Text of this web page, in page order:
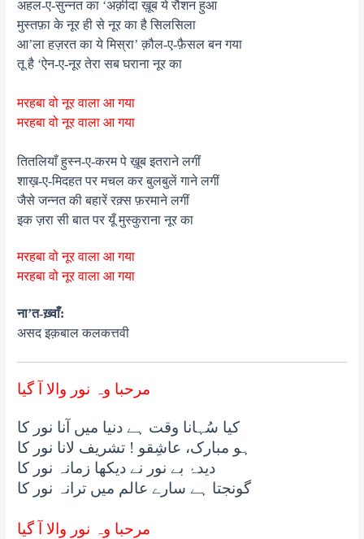
अहल-ए-सुन्नत का ‘अक़ीदा ख़ूब ये रौशन हुआ
मुस्तफ़ा के नूर ही से नूर का है सिलसिला
आ’ला हज़रत का ये मिस्रा’ क़ौल-ए-फ़ैसल बन गया
तू है ‘ऐन-ए-नूर तेरा सब घराना नूर का
मरहबा वो नूर वाला आ गया
मरहबा वो नूर वाला आ गया
तितलियाँ हुस्न-ए-करम पे ख़ूब इतराने लगीं
शाख़-ए-मिदहत पर मचल कर बुलबुलें गाने लगीं
जैसे जन्नत की बहारें रक़्स फ़रमाने लगीं
इक ज़रा सी बात पर यूँ मुस्कुराना नूर का
मरहबा वो नूर वाला आ गया
मरहबा वो नूर वाला आ गया
ना’त-ख़्वाँ:
असद इक़बाल कलकत्तवी
مرحبا وہ نور والا آ گیا
کیا سُہانا وقت ہے دنیا میں آنا نور کا
ہو مبارک، عاشِقو ! تشریف لانا نور کا
دیدۂ بے نور نے دیکھا زمانہ نور کا
گونجتا ہے سارے عالم میں ترانہ نور کا
مرحبا وہ نور والا آ گیا